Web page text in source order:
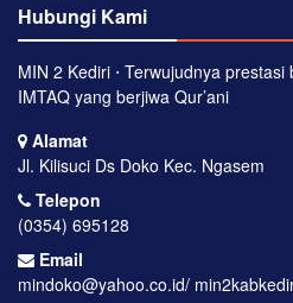
Hubungi Kami
MIN 2 Kediri ⋅ Terwujudnya
IMTAQ yang berjiwa Qur’ani
Alamat
Jl. Kilisuci Ds Doko Kec. Ngasem
Telepon
(0354) 695128
Email
mindoko@yahoo.co.id/